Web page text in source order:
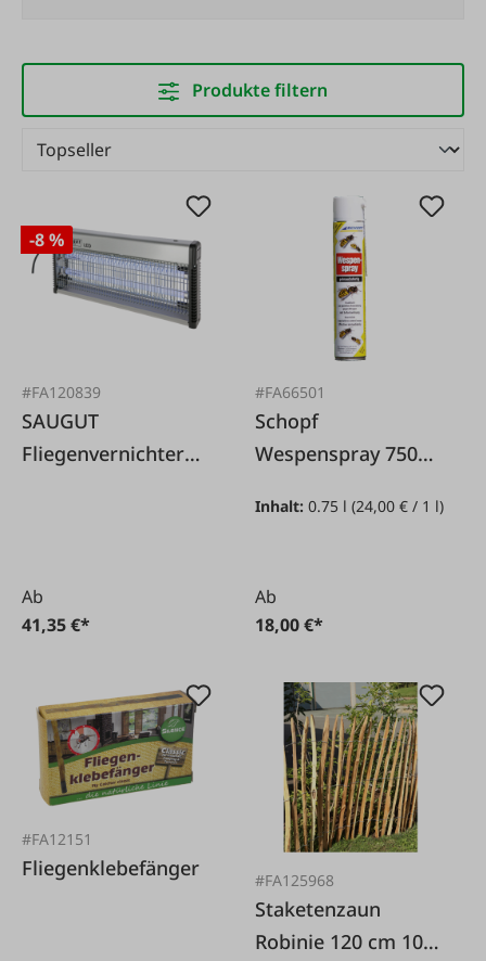
Produkte filtern
-8 %
#FA120839
SAUGUT
Fliegenvernichter
Ab
41,35 €*
#FA66501
Schopf
Wespenspray 750
Inhalt:0.75 l(24,00 € / 1 l)
Ab
18,00 €*
#FA12151
Fliegenklebefänger #FA125968
Staketenzaun
Robinie 120 cm 10